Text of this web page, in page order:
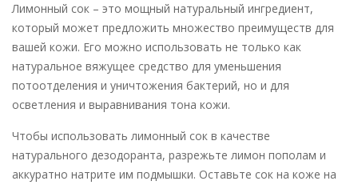
Лимонный сок – это мощный натуральный ингредиент,
который может предложить множество преимуществ для
вашей кожи. Его можно использовать не только как
натуральное вяжущее средство для уменьшения
потоотделения и уничтожения бактерий, но и для
осветления и выравнивания тона кожи.
Чтобы использовать лимонный сок в качестве
натурального дезодоранта, разрежьте лимон пополам и
аккуратно натрите им подмышки. Оставьте сок на коже на